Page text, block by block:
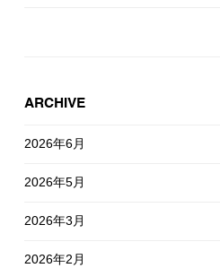
ARCHIVE
2026年6月
2026年5月
2026年3月
2026年2月